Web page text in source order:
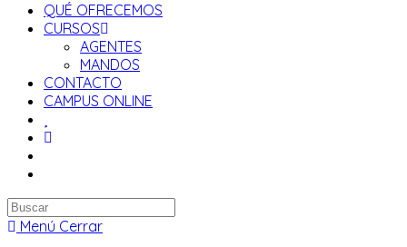
QUÉ OFRECEMOS
CURSOS
AGENTES
MANDOS
CONTACTO
CAMPUS ONLINE
Buscar
enMenú Cerrar